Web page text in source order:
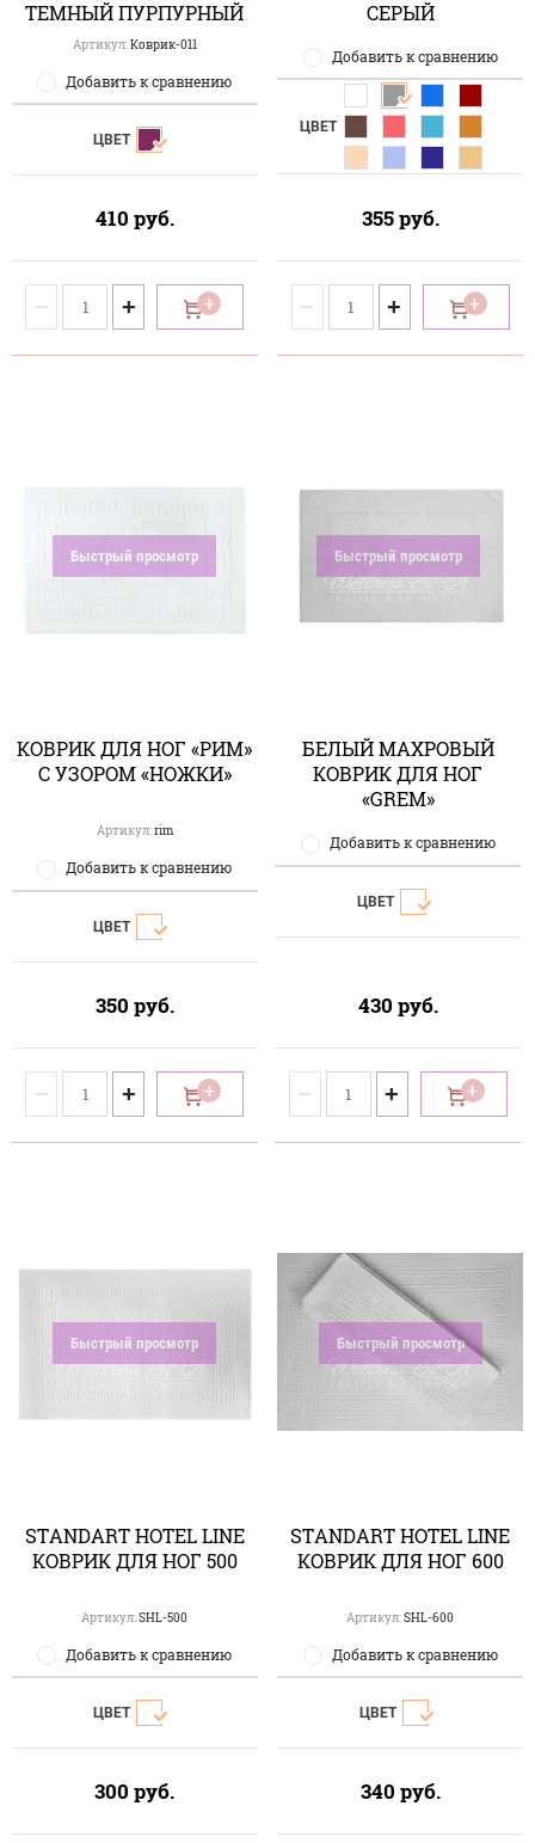
ТЕМНЫЙ ПУРПУРНЫЙ
Артикул:Коврик-011
Добавить к сравнению
ЦВЕТ
410 руб.
− +
СЕРЫЙ
Добавить к сравнению
ЦВЕТ
355руб.
− +
Быстрый просмотр
КОВРИК ДЛЯ НОГ «РИМ»
С УЗОРОМ «НОЖКИ»
Артикул:rim
Добавить к сравнению
ЦВЕТ
350 руб.
− +
Быстрый просмотр
БЕЛЫЙ МАХРОВЫЙ
КОВРИК ДЛЯ НОГ
«GREM»
Добавить к сравнению
ЦВЕТ
430 руб.
− +
Быстрый просмотр
STANDART HOTEL LINE
КОВРИК ДЛЯ НОГ 500
Артикул:SHL-500
Добавить к сравнению
ЦВЕТ
300 руб.
Быстрый просмотр
STANDART HOTEL LINE
КОВРИК ДЛЯ НОГ 600
Артикул:SHL-600
Добавить к сравнению
ЦВЕТ
340 руб.